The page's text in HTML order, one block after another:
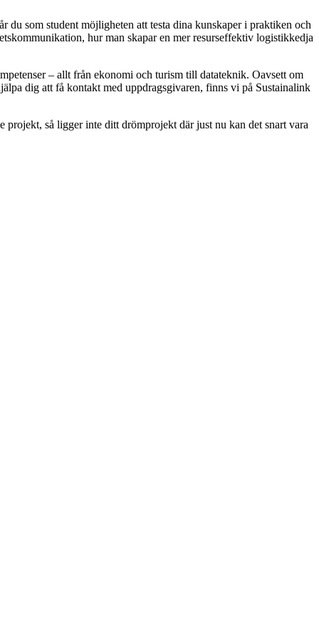
du som student möjligheten att testa dina kunskaper i praktiken och
hur man skapar en mer resurseffektiv logistikkedja
– allt från ekonomi och turism till datateknik. Oavsett om
dig att få kontakt med uppdragsgivaren, finns vi på Sustainalink
så ligger inte ditt drömprojekt där just nu kan det snart vara